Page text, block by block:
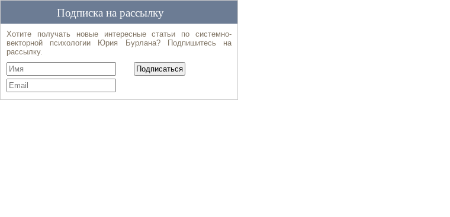
Подписка на рассылку
Хотите получать новые интересные статьи по системно-
векторной психологии Юрия Бурлана? Подпишитесь на
рассылку.